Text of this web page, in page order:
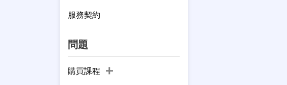
服務契約
問題
購買課程